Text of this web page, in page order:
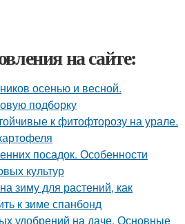
на сайте:
осенью и весной.
подборку
к фитофторозу на урале.
посадок. Особенности
культур
зиму для растений, как
к зиме спанбонд
удобрений на даче. Основные